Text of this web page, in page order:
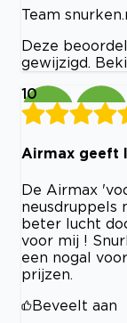
Team
Deze
gewijzigd.
10
Airmax geeft
De Airmax
neusdruppels
beter lucht
voor mij !
een nogal
prijzen.
Beveelt aan